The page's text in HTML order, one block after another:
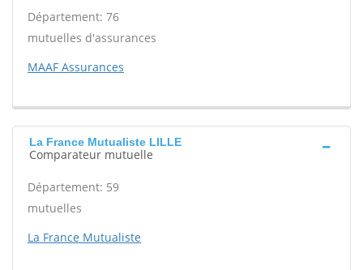
Département: 76
mutuelles d'assurances
MAAF Assurances
La France Mutualiste LILLE
Comparateur mutuelle
Département: 59
mutuelles
La France Mutualiste